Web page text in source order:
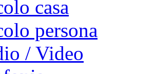
casa
persona
/ Video